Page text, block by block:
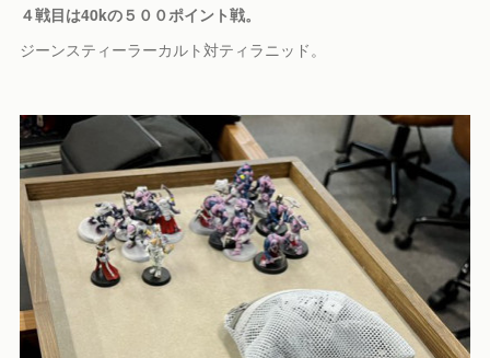
４戦目は40kの５００ポイント戦。
ジーンスティーラーカルト対ティラニッド。